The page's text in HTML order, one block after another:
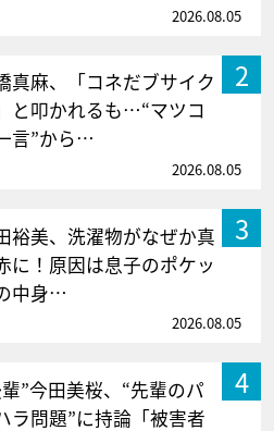
2026.08.05
2
真麻、「コネだブサイク
と叩かれるも…“マツコ
言”から…
2026.08.05
3
裕美、洗濯物がなぜか真
に！原因は息子のポケッ
中身…
2026.08.05
4
”今田美桜、“先輩のパ
ラ問題”に持論「被害者